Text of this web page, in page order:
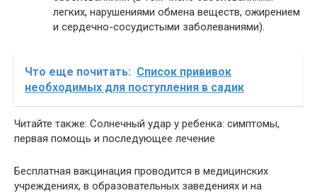
легких, нарушениями обмена веществ, ожирением
и сердечно-сосудистыми заболеваниями).
Что еще почитать: Список прививок
необходимых для поступления в садик
Читайте также: Солнечный удар у ребенка: симптомы,
первая помощь и последующее лечение
Бесплатная вакцинация проводится в медицинских
учреждениях, в образовательных заведениях и на